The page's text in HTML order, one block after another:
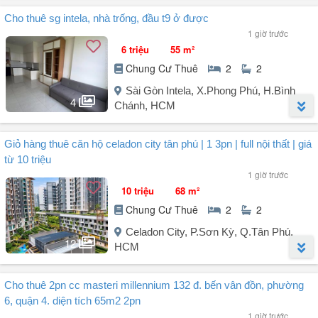
...
Người đăng: Quang Thắng (6 tin đăng)
- Thiết kế 2PN 2WC
- Diện tích 70m2
- Bàn giao full nội thất ở ngay
- Giá thuê 1 năm 12 triệu 2 năm 11,5 triệu
- Ngay Aeon Mall Tân Phú, công viên 16ha, trường học, chợ Sơn Kỳ,
Cho thuê sg intela, nhà trống, đầu t9 ở được
1 giờ trước
4
6 triệu 55 m²
Chung Cư Thuê 2 2
Sài Gòn Intela, X.Phong Phú, H.Bình
Chánh, HCM
Người đăng: Nguyentrinh1407
(1 tin đăng)
Chung cư Sài Gòn Intela - Bình Chánh.
* Vị trí thuận tiện kết nối các quận 7,8,10,5,... Gân trường THCS -
THPT Lê Quý Đôn, trường ĐH Văn Hiến, ĐH Kinh Tê.
* Liên hệ em để xem nhà:
Giỏ hàng thuê căn hộ celadon city tân phú | 1 3pn | full nội thất | giá
từ 10 triệu
1 giờ trước
12
10 triệu 68 m²
Chung Cư Thuê 2 2
Celadon City, P.Sơn Kỳ, Q.Tân Phú,
HCM
Người đăng: Nguyenquanghuy1199
(7 tin đăng)
Ruby Celadon City
Cho thuê 2pn cc masteri millennium 132 đ. bến vân đồn, phường
6, quận 4. diện tích 65m2 2pn
1 giờ trước